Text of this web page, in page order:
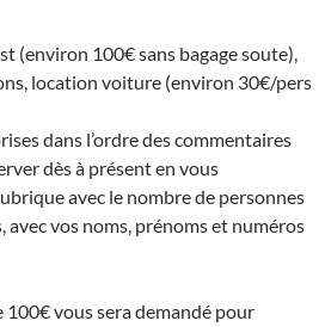
(environ 100€ sans bagage soute),
location voiture (environ 30€/pers
dans l’ordre des commentaires
dès à présent en vous
avec le nombre de personnes
vos noms, prénoms et numéros
100€ vous sera demandé pour